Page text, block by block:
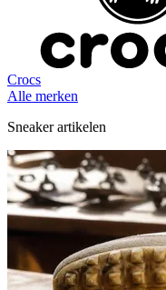
Crocs
Alle merken
Sneaker artikelen